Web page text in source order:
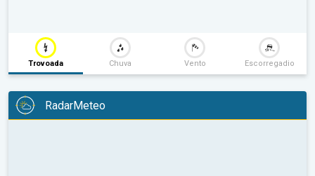
Trovoada Chuva Vento Escorregadio
RadarMeteo